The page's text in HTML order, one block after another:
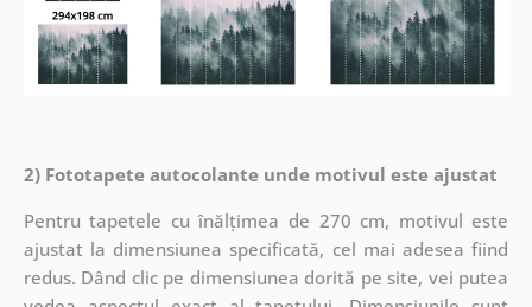
2) Fototapete autocolante unde motivul este ajustat
Pentru tapetele cu înălțimea de 270 cm, motivul este
ajustat la dimensiunea specificată, cel mai adesea fiind
redus. Dând clic pe dimensiunea dorită pe site, vei putea